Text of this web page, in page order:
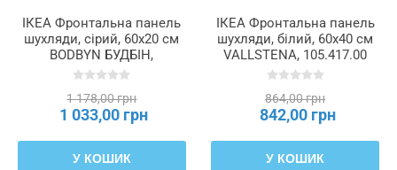
ІКЕА Фронтальна панель
шухляди, сірий, 60x20 см
BODBYN БУДБІН,
002.210.49
1 178,00 грн
1 033,00 грн
У КОШИК
ІКЕА Фронтальна панель
шухляди, білий, 60x40 см
VALLSTENA, 105.417.00
864,00 грн
842,00 грн
У КОШИК